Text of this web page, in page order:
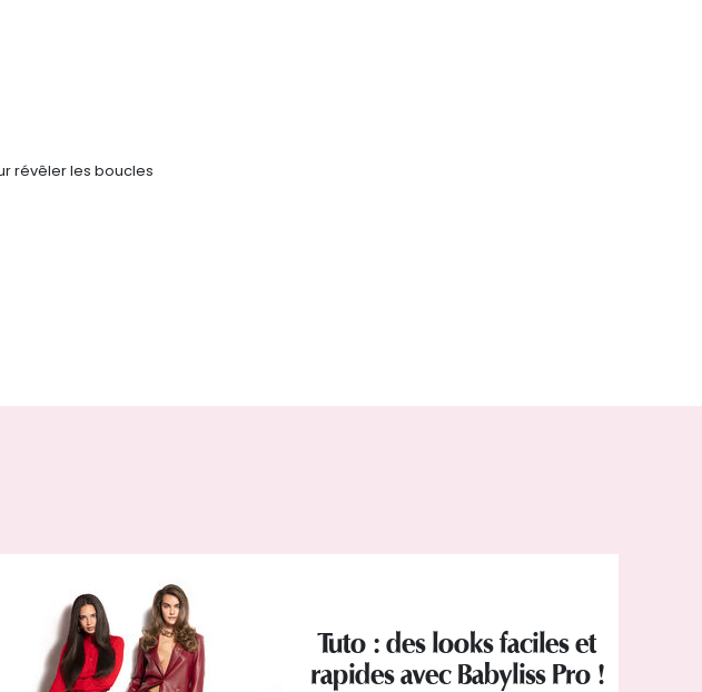
révêler les boucles
Tuto : des looks faciles et
rapides avec Babyliss Pro !